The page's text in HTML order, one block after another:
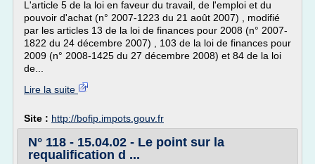
L'article 5 de la loi en faveur du travail, de l'emploi et du
pouvoir d'achat (n° 2007-1223 du 21 août 2007) , modifié
par les articles 13 de la loi de finances pour 2008 (n° 2007-
1822 du 24 décembre 2007) , 103 de la loi de finances pour
2009 (n° 2008-1425 du 27 décembre 2008) et 84 de la loi
de...
Lire la suite
Site : http://bofip.impots.gouv.fr
N° 118 - 15.04.02 - Le point sur la
requalification d ...